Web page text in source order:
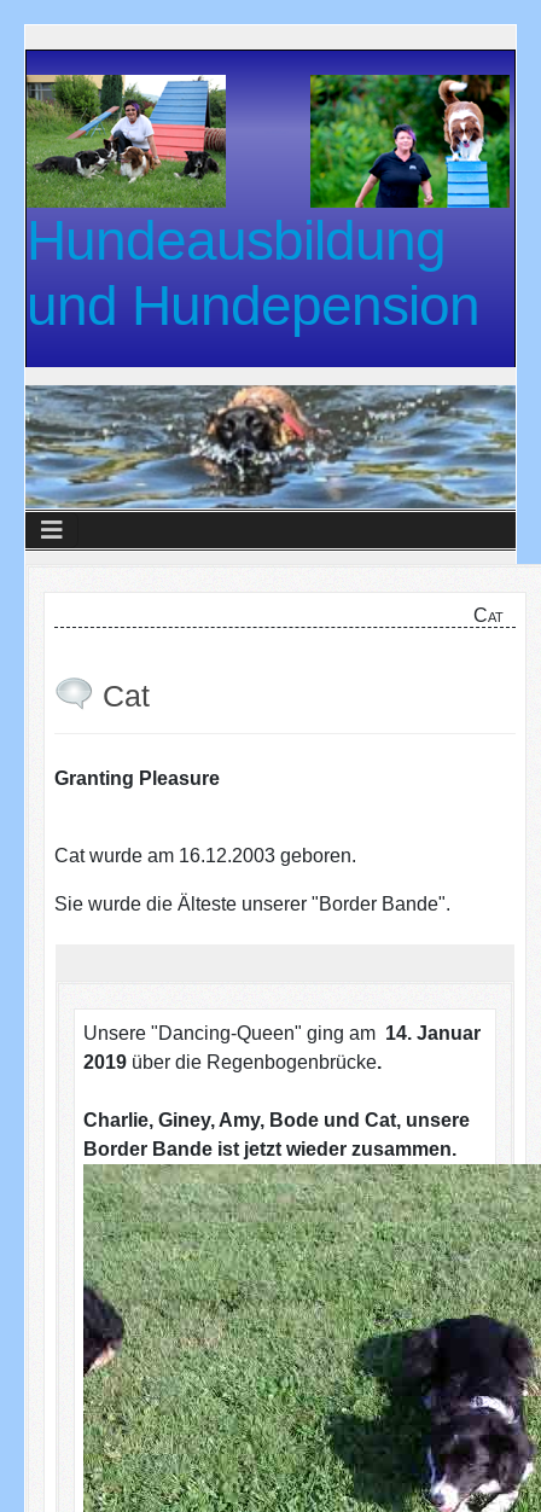
Hundeausbildung
und Hundepension
Cat
Cat
Granting Pleasure
Cat wurde am 16.12.2003 geboren.
Sie wurde die Älteste unserer "Border Bande".
Unsere "Dancing-Queen" ging am 14. Januar
2019über die Regenbogenbrücke.
Charlie, Giney, Amy, Bode und Cat, unsere
Border Bande ist jetzt wieder zusammen.